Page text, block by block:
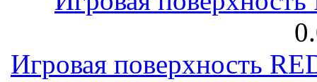
Игровая поверхность